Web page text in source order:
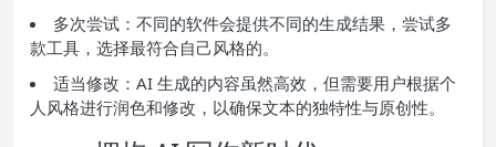
多次尝试：不同的软件会提供不同的生成结果，尝试多
款工具，选择最符合自己风格的。
适当修改：AI 生成的内容虽然高效，但需要用户根据个
人风格进行润色和修改，以确保文本的独特性与原创性。